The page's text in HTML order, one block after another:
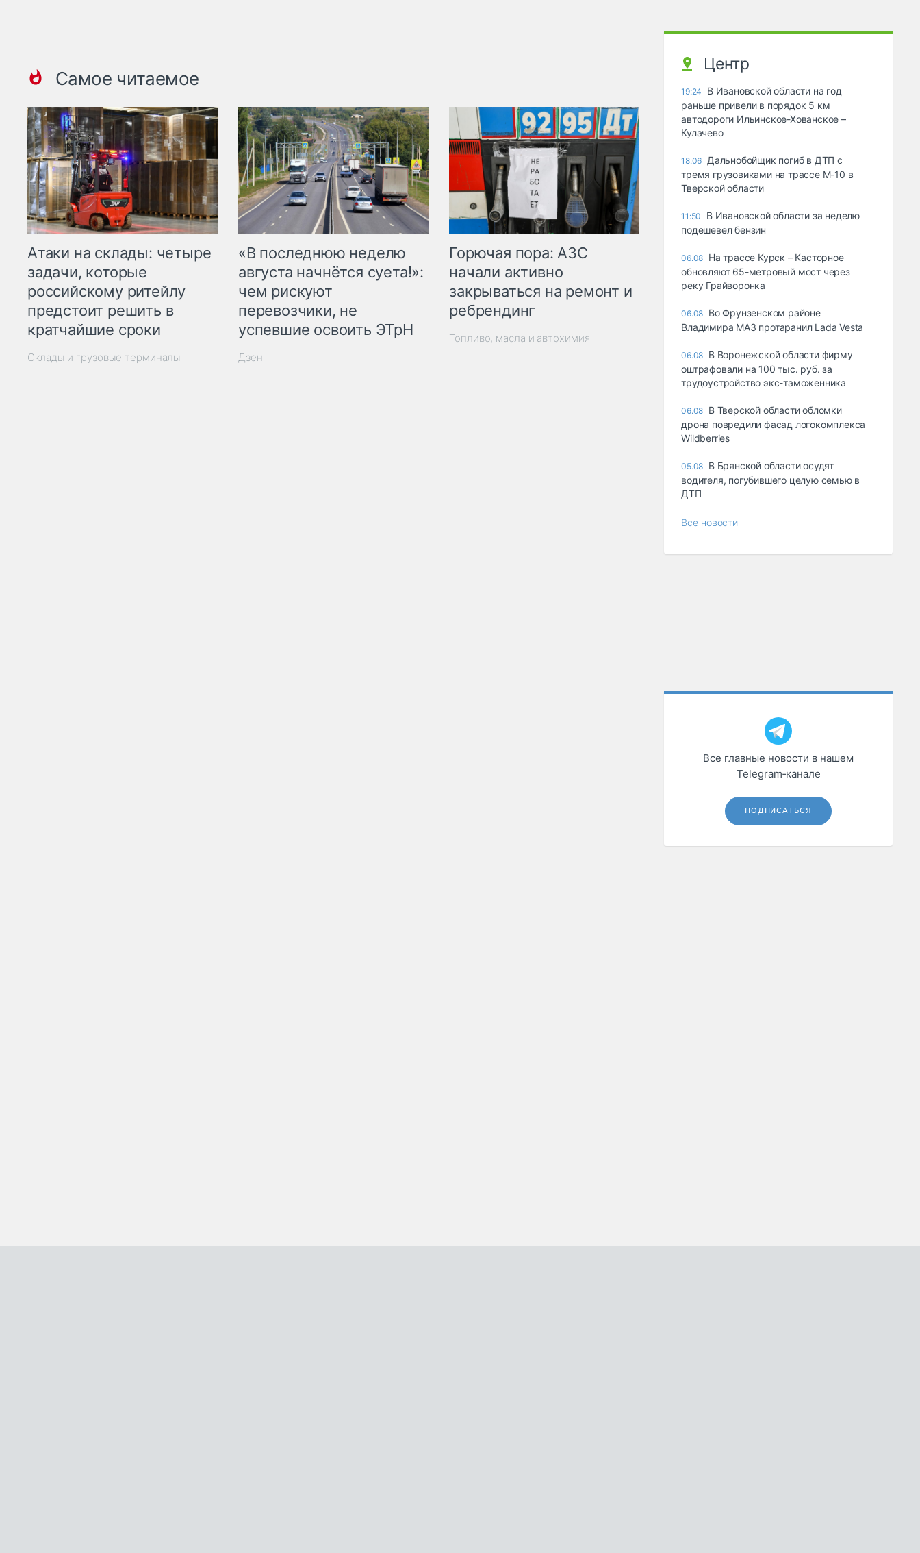
Самое читаемое
Атаки на склады: четыре
задачи, которые
российскому ритейлу
предстоит решить в
кратчайшие сроки
Склады и грузовые терминалы
«В последнюю неделю
августа начнётся суета!»:
чем рискуют
перевозчики, не
успевшие освоить ЭТрН
Дзен
Горючая пора: АЗС
начали активно
закрываться на ремонт и
ребрендинг
Топливо, масла и автохимия
Центр
19:24
В Ивановской области на год
раньше привели в порядок 5 км
автодороги Ильинское-Хованское –
Кулачево
18:06 Дальнобойщик погиб в ДТП с
тремя грузовиками на трассе М-10 в
Тверской области
11:50
В Ивановской области за неделю
подешевел бензин
06.08 На трассе Курск – Касторное
обновляют 65-метровый мост через
реку Грайворонка
06.08 Во Фрунзенском районе
Владимира МАЗ протаранил Lada Vesta
06.08 В Воронежской области фирму
оштрафовали на 100 тыс. руб. за
трудоустройство экс-таможенника
06.08 В Тверской области обломки
дрона повредили фасад логокомплекса
Wildberries
05.08 В Брянской области осудят
водителя, погубившего целую семью в
ДТП
Все новости
Все главные новости в нашем
Telegram‑канале
ПОДПИСАТЬСЯ